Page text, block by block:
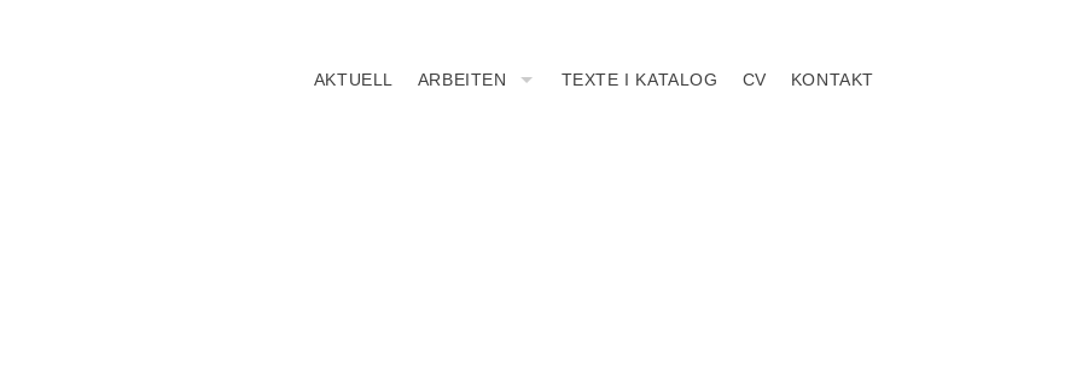
AKTUELL ARBEITEN TEXTE I KATALOG CV KONTAKT